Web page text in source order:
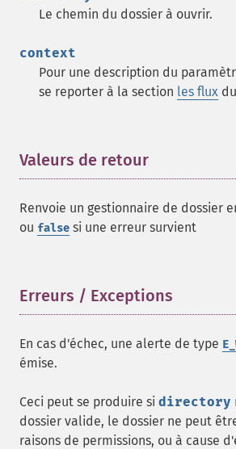
Le chemin du dossier à ouvrir.
context
Pour une description du
se reporter à la section les flux
Valeurs de retour
Renvoie un gestionnaire de dossier
ou false si une erreur survient
Erreurs / Exceptions
En cas d'échec, une alerte de type
émise.
Ceci peut se produire si directory
dossier valide, le dossier ne peut
raisons de permissions, ou à cause